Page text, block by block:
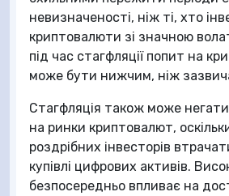
невизначеності, ніж ті, хто
криптовалюти зі значною
під час стагфляції попит на
може бути нижчим, ніж
Стагфляція також може
на ринки криптовалют,
роздрібних інвесторів
купівлі цифрових активів.
безпосередньо впливає на